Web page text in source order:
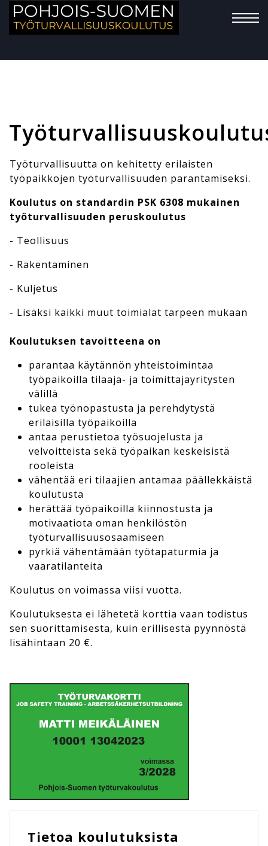
Työturvallisuutta on kehitetty erilaisten
työpaikkojen työturvallisuuden parantamiseksi.
Koulutus on standardin PSK 6308 mukainen
työturvallisuuden peruskoulutus
- Teollisuus
- Rakentaminen
- Kuljetus
- Lisäksi kaikki muut toimialat tarpeen mukaan
Koulutuksen tavoitteena on
parantaa käytännön yhteistoimintaa
työpaikoilla tilaaja- ja toimittajayritysten
välillä
tukea työnopastusta ja perehdytystä
erilaisilla työpaikoilla
antaa perustietoa työsuojelusta ja
velvoitteista sekä työpaikan keskeisistä
rooleista
vähentää eri tilaajien antamaa päällekkäistä
koulutusta
herättää työpaikoilla kiinnostusta ja
motivaatiota oman henkilöstön
työturvallisuusosaamiseen
pyrkiä vähentämään työtapaturmia ja
vaaratilanteita
Koulutus on voimassa viisi vuotta.
Koulutuksesta ei lähetetä korttia vaan todistus
sen suorittamisesta, kuin erillisestä pyynnöstä
lisähintaan 20 €.
Tietoa koulutuksista